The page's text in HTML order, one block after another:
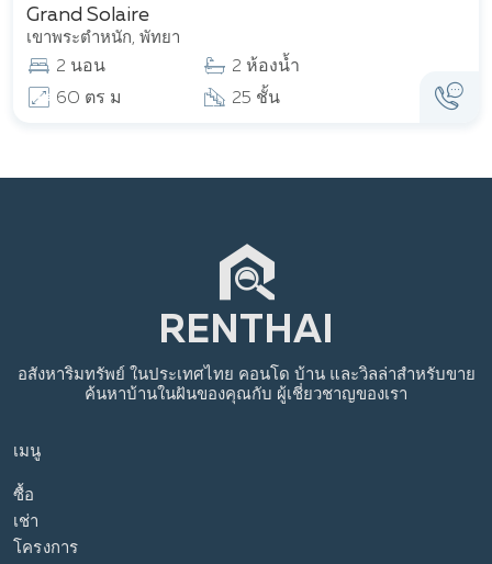
Grand Solaire
เขาพระตำหนัก, พัทยา
2 นอน
2 ห้องน้ำ
60 ตร ม
25 ชั้น
เมนู
ซื้อ
เช่า
โครงการ
อสังหาริมทรัพย์ ในประเทศไทย คอนโด บ้าน และวิลล่าสำหรับขาย
ค้นหาบ้านในฝันของคุณกับ ผู้เชี่ยวชาญของเรา